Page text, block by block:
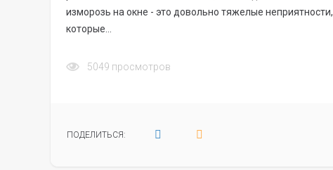
изморозь на окне - это довольно тяжелые неприятности,
которые…
5049 просмотров
ПОДЕЛИТЬСЯ: